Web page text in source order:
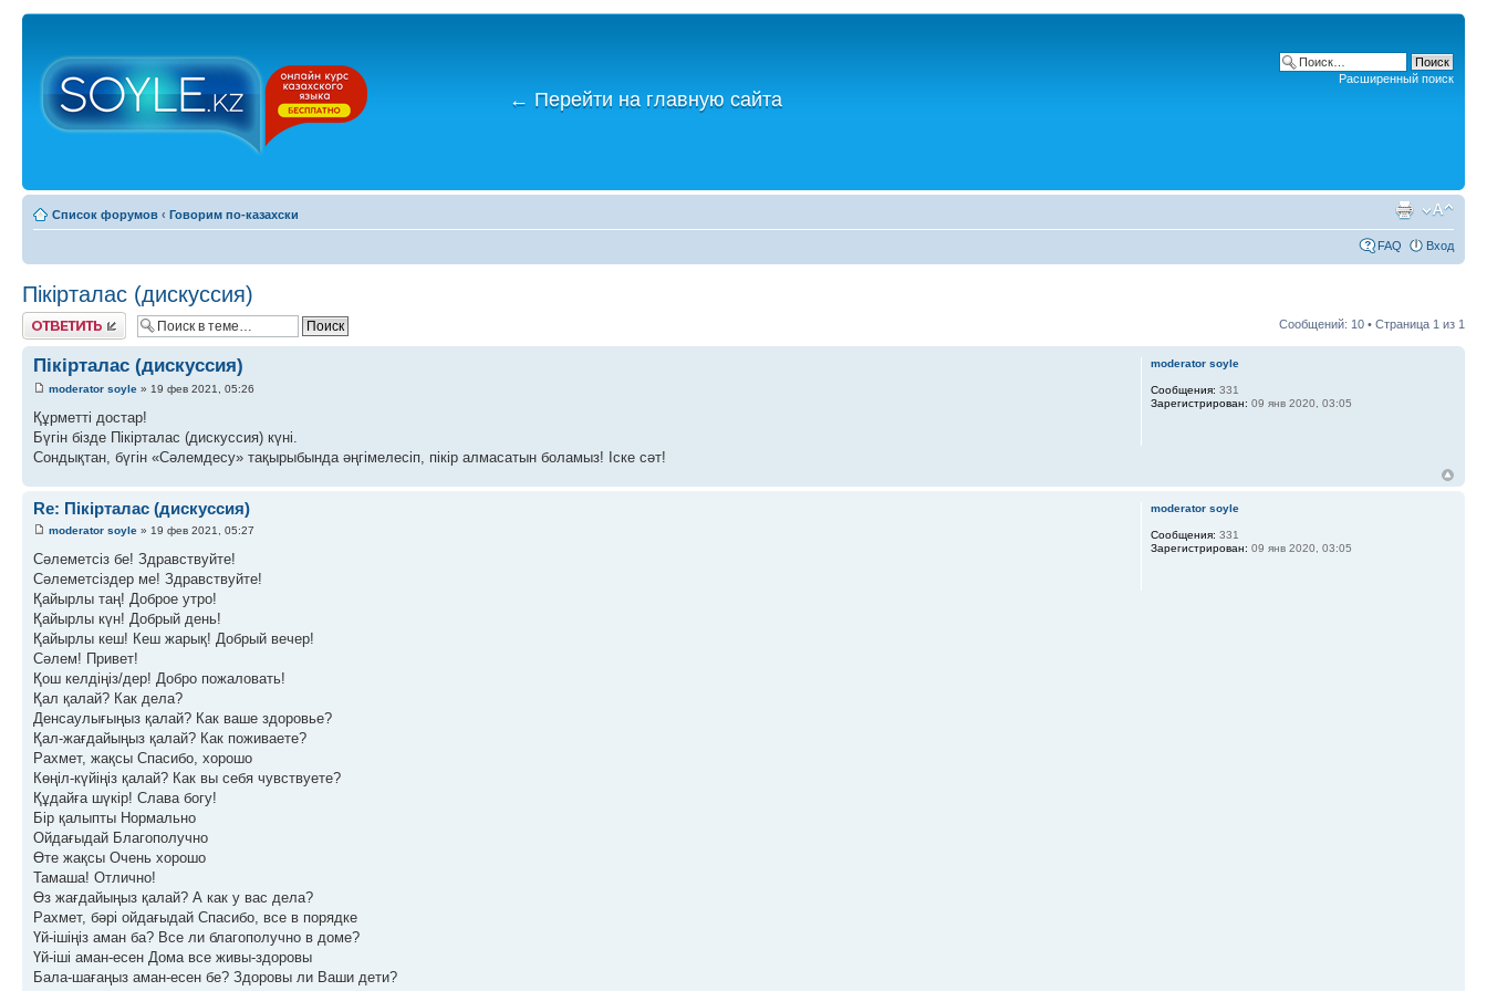
← Перейти на главную сайта
Расширенный поиск
Список форумов ‹ Говорим по-казахски
FAQ Вход
Пікірталас (дискуссия)
Ответить Сообщений: 10 • Страница 1 из 1
Пікірталас (дискуссия)
moderator soyle » 19 фев 2021, 05:26
Құрметті достар!
Бүгін бізде Пікірталас (дискуссия) күні.
Сондықтан, бүгін «Сәлемдесу» тақырыбында әңгімелесіп, пікір алмасатын боламыз! Іске сәт!
moderator soyle
Сообщения: 331
Зарегистрирован: 09 янв 2020, 03:05
Re: Пікірталас (дискуссия)
moderator soyle » 19 фев 2021, 05:27
Сәлеметсіз бе! Здравствуйте!
Сәлеметсіздер ме! Здравствуйте!
Қайырлы таң! Доброе утро!
Қайырлы күн! Добрый день!
Қайырлы кеш! Кеш жарық! Добрый вечер!
Сәлем! Привет!
Қош келдіңіз/дер! Добро пожаловать!
Қал қалай? Как дела?
Денсаулығыңыз қалай? Как ваше здоровье?
Қал-жағдайыңыз қалай? Как поживаете?
Рахмет, жақсы Спасибо, хорошо
Көңіл-күйіңіз қалай? Как вы себя чувствуете?
Құдайға шүкір! Слава богу!
Бір қалыпты Нормально
Ойдағыдай Благополучно
Өте жақсы Очень хорошо
Тамаша! Отлично!
Өз жағдайыңыз қалай? А как у вас дела?
Рахмет, бәрі ойдағыдай Спасибо, все в порядке
Үй-ішіңіз аман ба? Все ли благополучно в доме?
Үй-іші аман-есен Дома все живы-здоровы
Бала-шағаңыз аман-есен бе? Здоровы ли Ваши дети?
moderator soyle
Сообщения: 331
Зарегистрирован: 09 янв 2020, 03:05